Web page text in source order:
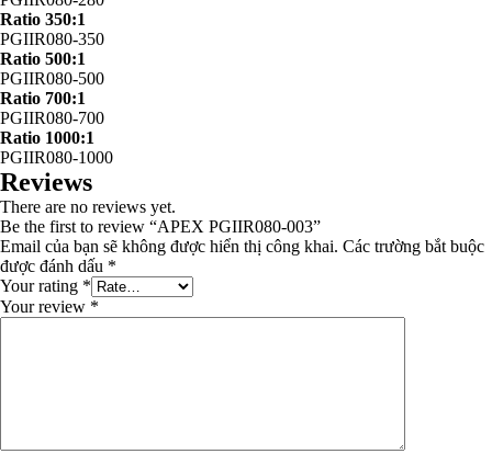
Ratio 350:1
PGIIR080-350
Ratio 500:1
PGIIR080-500
Ratio 700:1
PGIIR080-700
Ratio 1000:1
PGIIR080-1000
Reviews
There are no reviews yet.
Be the first to review “APEX PGIIR080-003”
Email của bạn sẽ không được hiển thị công khai. Các trường bắt buộc
được đánh dấu *
Your rating *
Your review *